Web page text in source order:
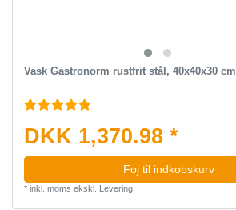
Vask Gastronorm rustfrit stål, 40x40x30 cm
DKK 1,370.98 *
Foj til indkobskurv
* inkl. moms ekskl. Levering